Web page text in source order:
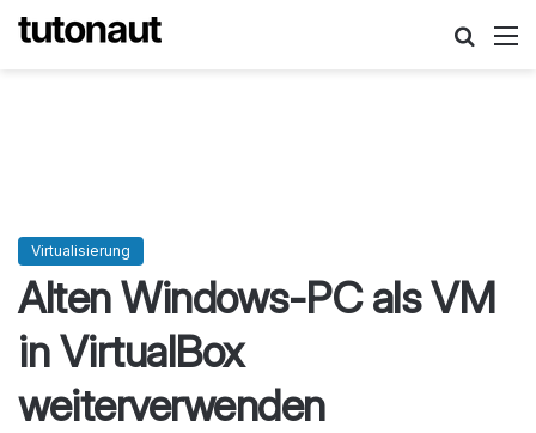
Virtualisierung
Alten Windows-PC als VM
in VirtualBox
weiterverwenden